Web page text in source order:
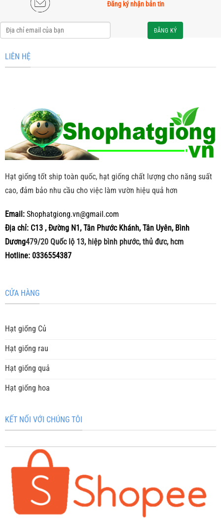
Đăng ký nhận bản tin
LIÊN HỆ
Hạt giống tốt ship toàn quốc, hạt giống chất lượng cho năng suất
cao, đảm bảo nhu cầu cho việc làm vườn hiệu quả hơn
Email: Shophatgiong.vn@gmail.com
Địa chỉ: C13 , Đường N1, Tân Phước Khánh, Tân Uyên, Bình
Dương479/20 Quốc lộ 13, hiệp bình phước, thủ đưc, hcm
Hotline: 0336554387
CỬA HÀNG
Hạt giống Củ
Hạt giống rau
Hạt giống quả
Hạt giống hoa
KẾT NỐI VỚI CHÚNG TÔI